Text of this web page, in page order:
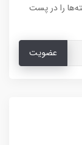
را در پست
عضویت